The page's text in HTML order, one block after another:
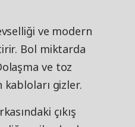
ve modern
Bol miktarda
ve toz
gizler.
çıkış